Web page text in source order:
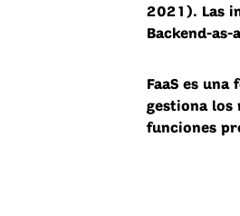
2021). Las
Backend-as-
FaaS es
gestiona los
funciones